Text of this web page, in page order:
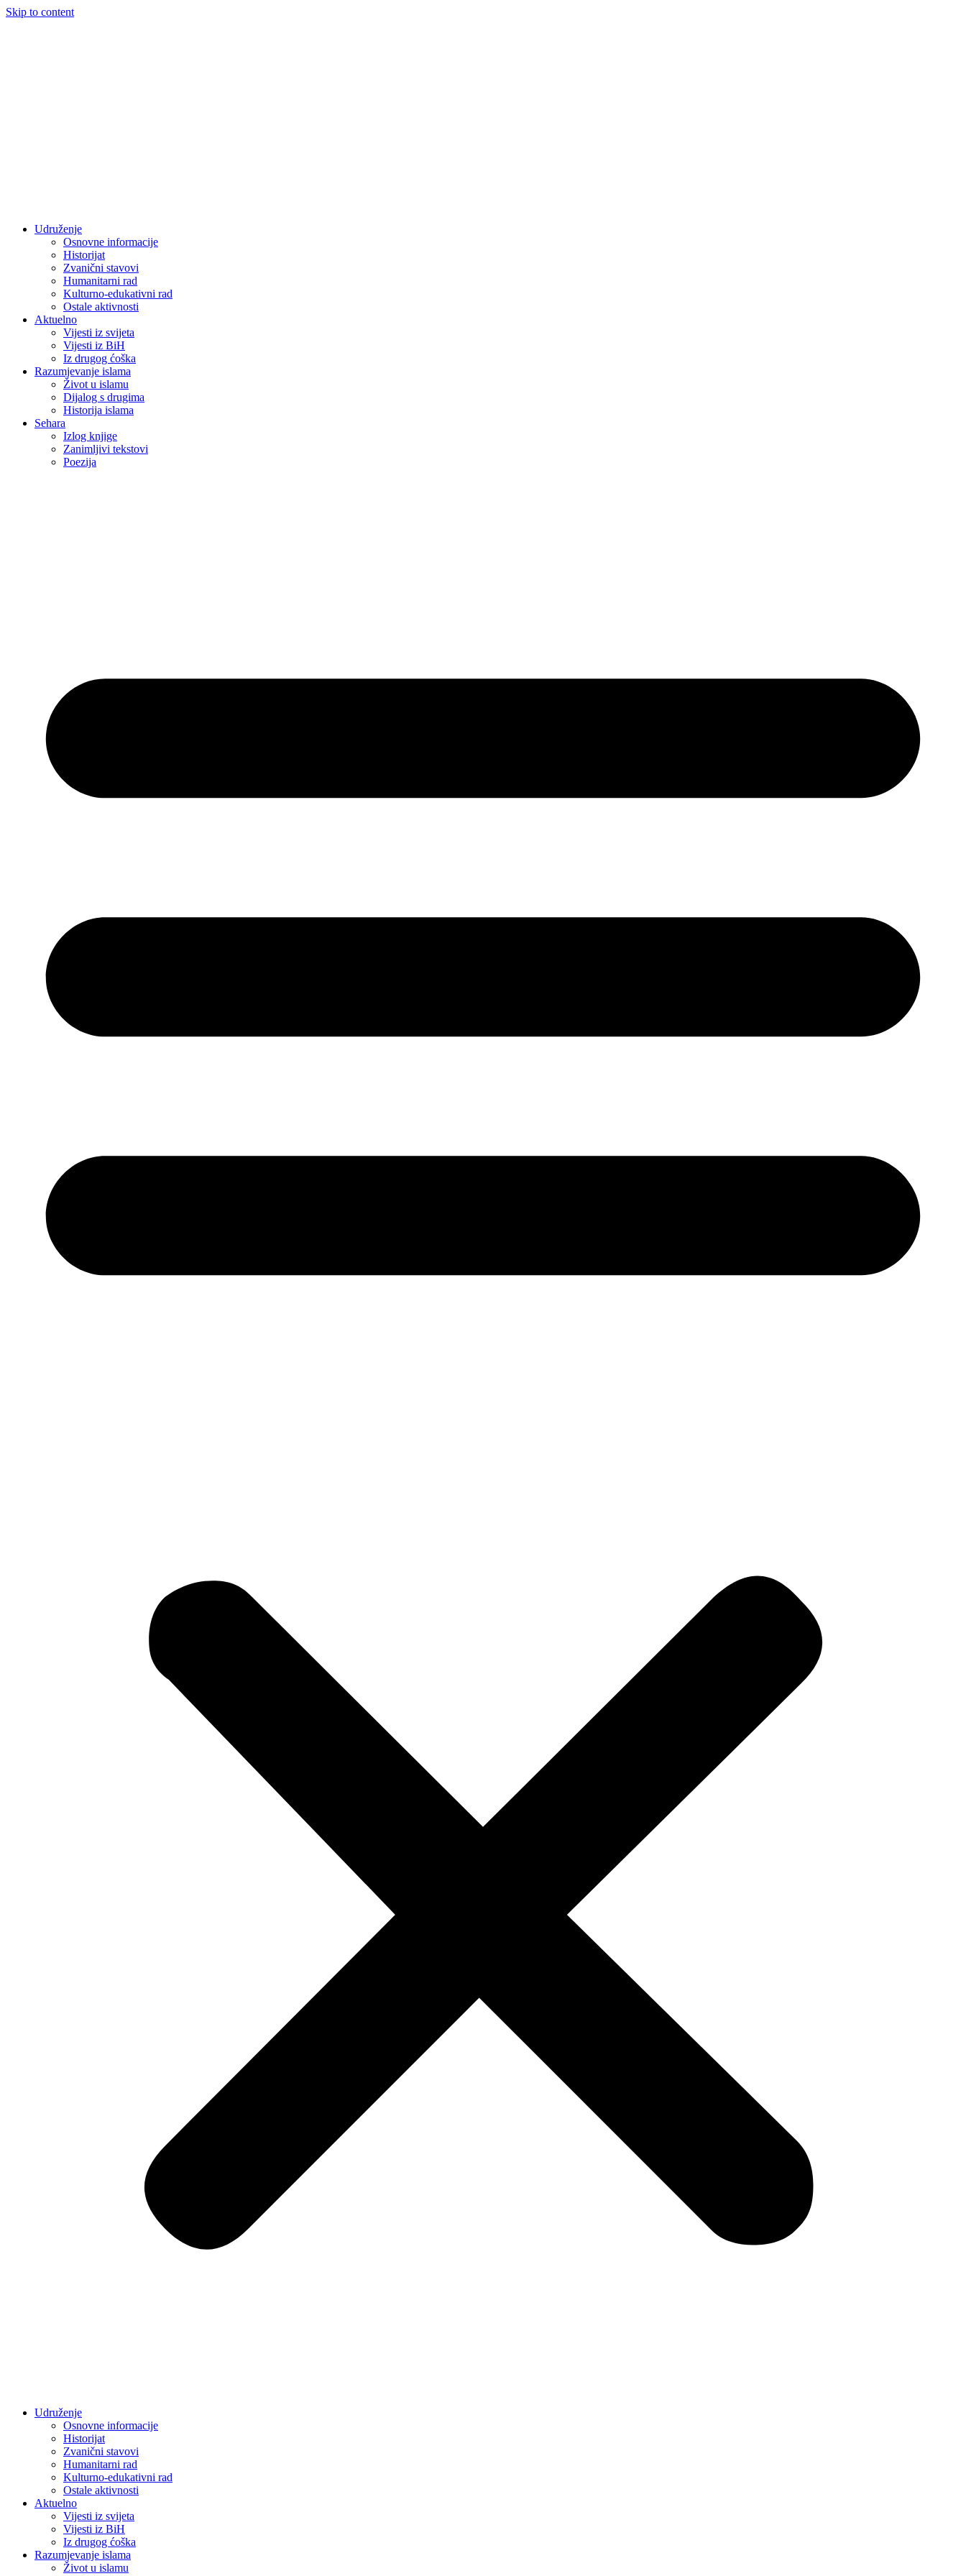
Skip to content
Udruženje
Osnovne informacije
Historijat
Zvanični stavovi
Humanitarni rad
Kulturno-edukativni rad
Ostale aktivnosti
Aktuelno
Vijesti iz svijeta
Vijesti iz BiH
Iz drugog ćoška
Razumjevanje islama
Život u islamu
Dijalog s drugima
Historija islama
Sehara
Izlog knjige
Zanimljivi tekstovi
Poezija
Udruženje
Osnovne informacije
Historijat
Zvanični stavovi
Humanitarni rad
Kulturno-edukativni rad
Ostale aktivnosti
Aktuelno
Vijesti iz svijeta
Vijesti iz BiH
Iz drugog ćoška
Razumjevanje islama
Život u islamu